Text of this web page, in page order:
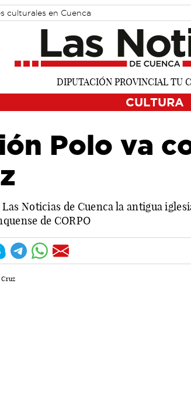
culturales en Cuenca
CULTURA
Polo va
Noticias de Cuenca la antigua
de CORPO